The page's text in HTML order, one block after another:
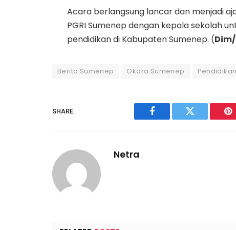
Acara berlangsung lancar dan menjadi
PGRI Sumenep dengan kepala sekolah
pendidikan di Kabupaten Sumenep. (
Berita Sumenep Okara Sumenep
SHARE.
Facebook Twitter
Netra